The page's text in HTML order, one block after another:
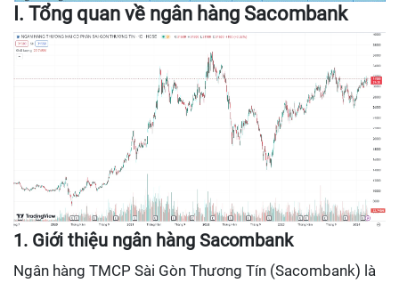
I. Tổng quan về ngân hàng Sacombank
1. Giới thiệu ngân hàng Sacombank
Ngân hàng TMCP Sài Gòn Thương Tín (Sacombank) là